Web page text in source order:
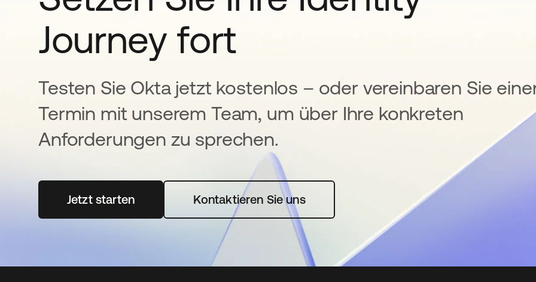
Journey fort
Testen Sie Okta jetzt kostenlos – oder vereinbaren Sie
Termin mit unserem Team, um über Ihre konkreten
Anforderungen zu sprechen.
Jetzt startenwird in einer neuen Registerkarte geöffnet
Kontaktieren Sie uns